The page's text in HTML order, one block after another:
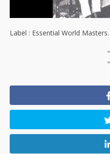
Label : Essential World Masters.
"
"